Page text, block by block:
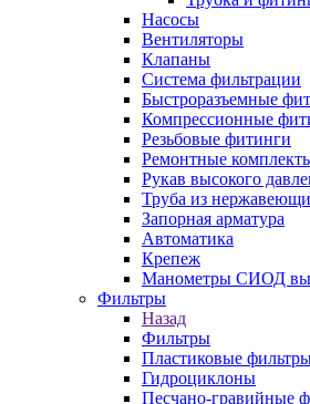
Насосы
Вентиляторы
Клапаны
Система фильтрации
Быстроразъемные
Компрессионные
Резьбовые фитинги
Ремонтные
Рукав высокого
Труба из
Запорная арматура
Автоматика
Крепеж
Манометры СИОД
Фильтры
Назад
Фильтры
Пластиковые
Гидроциклоны
Песчано-гравийные